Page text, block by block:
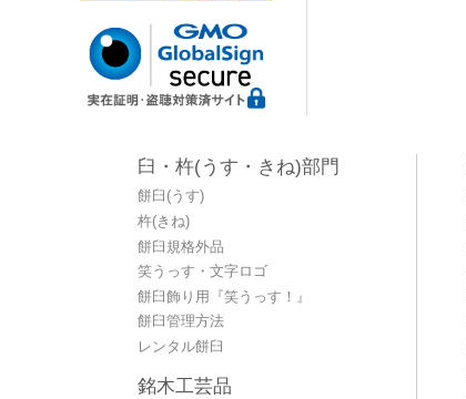
臼・杵(うす・きね)部門
餅臼(うす)
杵(きね)
餅臼規格外品
笑うっす・文字ロゴ
餅臼飾り用『笑うっす！』
餅臼管理方法
レンタル餅臼
銘木工芸品